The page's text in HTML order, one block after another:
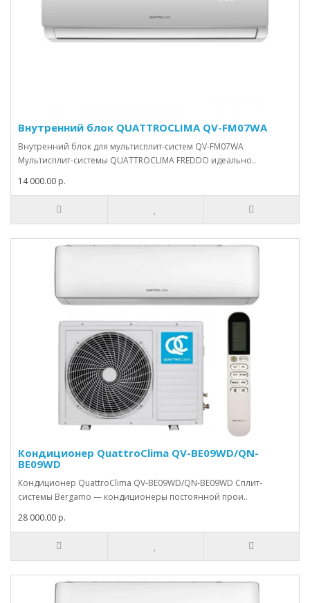
Внутренний блок QUATTROCLIMA QV-FM07WA
Внутренний блок для мультисплит-систем QV-FM07WA
Мультисплит-системы QUATTROCLIMA FREDDO идеально..
14 000.00 р.
Кондиционер QuattroClima QV-BE09WD/QN-
BE09WD
Кондиционер QuattroClima QV-BE09WD/QN-BE09WD Сплит-
системы Bergamo — кондиционеры постоянной прои..
28 000.00 р.